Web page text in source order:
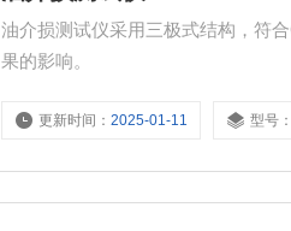
油介损测试仪采用三极式结构，符
果的影响。
更新时间：2025-01-11 型号：